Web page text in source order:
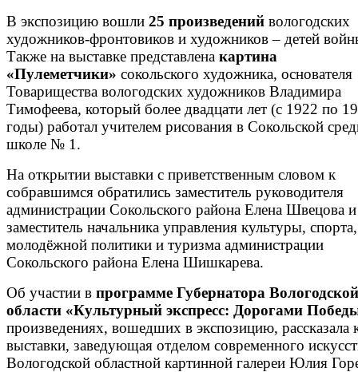
В экспозицию вошли 25 произведений вологодских
художников-фронтовиков и художников – детей
Также на выставке представлена картина
«Пулеметчики» сокольского художника, основателя
Товарищества вологодских художников Владимира
Тимофеева, который более двадцати лет (с 1922 по
годы) работал учителем рисования в Сокольской
школе № 1.
На открытии выставки с приветственным словом к
собравшимся обратились заместитель руководителя
администрации Сокольского района Елена Швецова и
заместитель начальника управления культуры, спорта,
молодёжной политики и туризма администрации
Сокольского района Елена Шишкарева.
Об участии в программе Губернатора Вологодской
области «Культурный экспресс: Дорогами
произведениях, вошедших в экспозицию, рассказала
выставки, заведующая отделом современного
Вологодской областной картинной галереи Юлия